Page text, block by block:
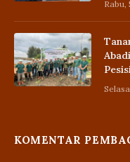
Rabu,
KOMENTAR